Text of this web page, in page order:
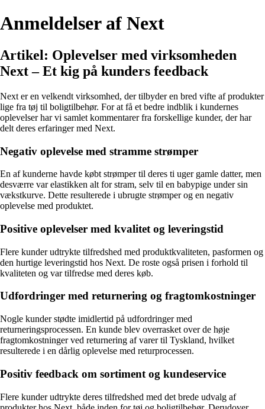
Anmeldelser af Next
Artikel: Oplevelser med virksomheden
Next – Et kig på kunders feedback
Next er en velkendt virksomhed, der tilbyder en bred vifte af produkter
lige fra tøj til boligtilbehør. For at få et bedre indblik i kundernes
oplevelser har vi samlet kommentarer fra forskellige kunder, der har
delt deres erfaringer med Next.
Negativ oplevelse med stramme strømper
En af kunderne havde købt strømper til deres ti uger gamle datter, men
desværre var elastikken alt for stram, selv til en babypige under sin
vækstkurve. Dette resulterede i ubrugte strømper og en negativ
oplevelse med produktet.
Positive oplevelser med kvalitet og leveringstid
Flere kunder udtrykte tilfredshed med produktkvaliteten, pasformen og
den hurtige leveringstid hos Next. De roste også prisen i forhold til
kvaliteten og var tilfredse med deres køb.
Udfordringer med returnering og fragtomkostninger
Nogle kunder stødte imidlertid på udfordringer med
returneringsprocessen. En kunde blev overrasket over de høje
fragtomkostninger ved returnering af varer til Tyskland, hvilket
resulterede i en dårlig oplevelse med returprocessen.
Positiv feedback om sortiment og kundeservice
Flere kunder udtrykte deres tilfredshed med det brede udvalg af